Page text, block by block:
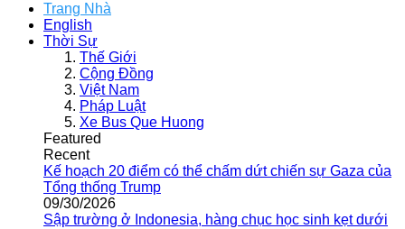
Trang Nhà
English
Thời Sự
Thế Giới
Cộng Đồng
Việt Nam
Pháp Luật
Xe Bus Que Huong
Featured
Recent
Kế hoạch 20 điểm có thể chấm dứt chiến sự Gaza của
Tổng thống Trump
09/30/2026
Sập trường ở Indonesia, hàng chục học sinh kẹt dưới